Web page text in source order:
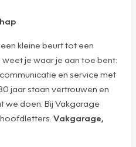
kleine beurt tot een
je waar je aan toe bent:
en service met
jaar staan vertrouwen en
we doen. Bij Vakgarage
Vakgarage,